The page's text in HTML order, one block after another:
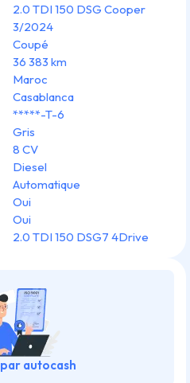
2.0 TDI 150 DSG Cooper
3/2024
Coupé
36 383 km
Maroc
Casablanca
*****-T-6
Gris
8 CV
Diesel
Automatique
Oui
Oui
2.0 TDI 150 DSG7 4Drive
autocash